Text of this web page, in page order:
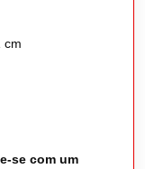
cm
se com um